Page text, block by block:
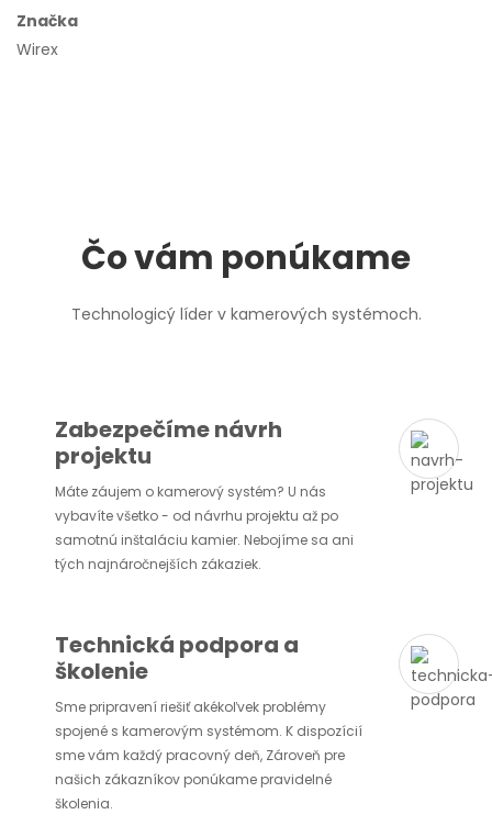
Značka
Wirex
Čo vám ponúkame
Technologicý líder v kamerových systémoch.
Zabezpečíme návrh
projektu
Máte záujem o kamerový systém? U nás
vybavíte všetko - od návrhu projektu až po
samotnú inštaláciu kamier. Nebojíme sa ani
tých najnáročnejších zákaziek.
Technická podpora a
školenie
Sme pripravení riešiť akékoľvek problémy
spojené s kamerovým systémom. K dispozícií
sme vám každý pracovný deň, Zároveň pre
našich zákazníkov ponúkame pravidelné
školenia.